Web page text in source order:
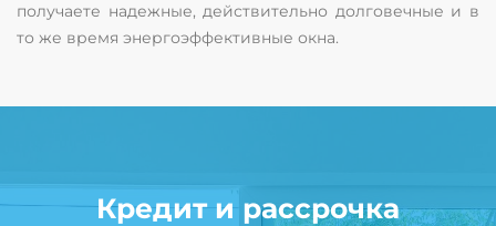
получаете надежные, действительно долговечные и в
то же время энергоэффективные окна.
Кредит и рассрочка